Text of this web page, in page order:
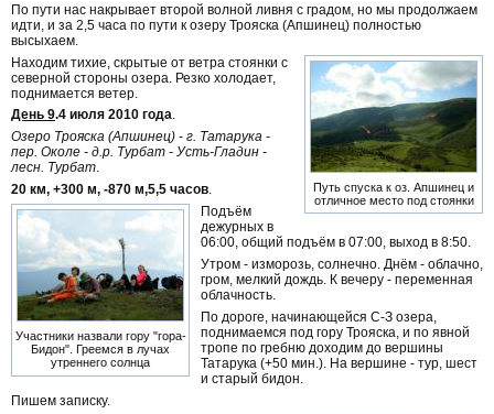
По пути нас накрывает второй волной ливня с градом, но мы продолжаем
идти, и за 2,5 часа по пути к озеру Трояска (Апшинец) полностью
высыхаем.
Путь спуска к оз. Апшинец и
отличное место под стоянки
Находим тихие, скрытые от ветра стоянки с
северной стороны озера. Резко холодает,
поднимается ветер.
День 9.4 июля 2010 года.
Озеро Трояска (Апшинец) - г. Татарука -
пер. Околе - д.р. Турбат - Усть-Гладин -
лесн. Турбат.
20 км, +300 м, -870 м,5,5 часов.
Участники назвали гору "гора-
Бидон". Греемся в лучах
утреннего солнца
Подъём
дежурных в
06:00, общий подъём в 07:00, выход в 8:50.
Утром - изморозь, солнечно. Днём - облачно,
гром, мелкий дождь. К вечеру - переменная
облачность.
По дороге, начинающейся С-З озера,
поднимаемся под гору Трояска, и по явной
тропе по гребню доходим до вершины
Татарука (+50 мин.). На вершине - тур, шест
и старый бидон.
Пишем записку.